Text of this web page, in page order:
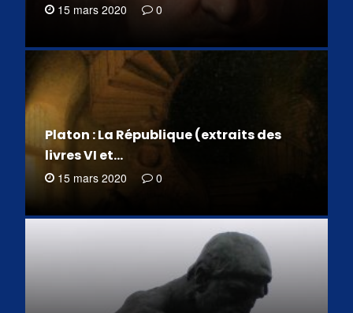
15 mars 2020 0
Platon : La République (extraits des
livres VI et…
15 mars 2020 0